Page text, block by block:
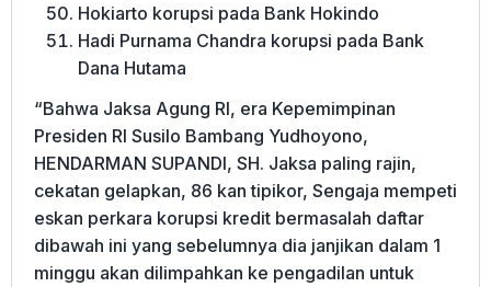
Hokiarto korupsi pada Bank Hokindo
Hadi Purnama Chandra korupsi pada Bank
Dana Hutama
“Bahwa Jaksa Agung RI, era Kepemimpinan
Presiden RI Susilo Bambang Yudhoyono,
HENDARMAN SUPANDI, SH. Jaksa paling rajin,
cekatan gelapkan, 86 kan tipikor, Sengaja mempeti
eskan perkara korupsi kredit bermasalah daftar
dibawah ini yang sebelumnya dia janjikan dalam 1
minggu akan dilimpahkan ke pengadilan untuk